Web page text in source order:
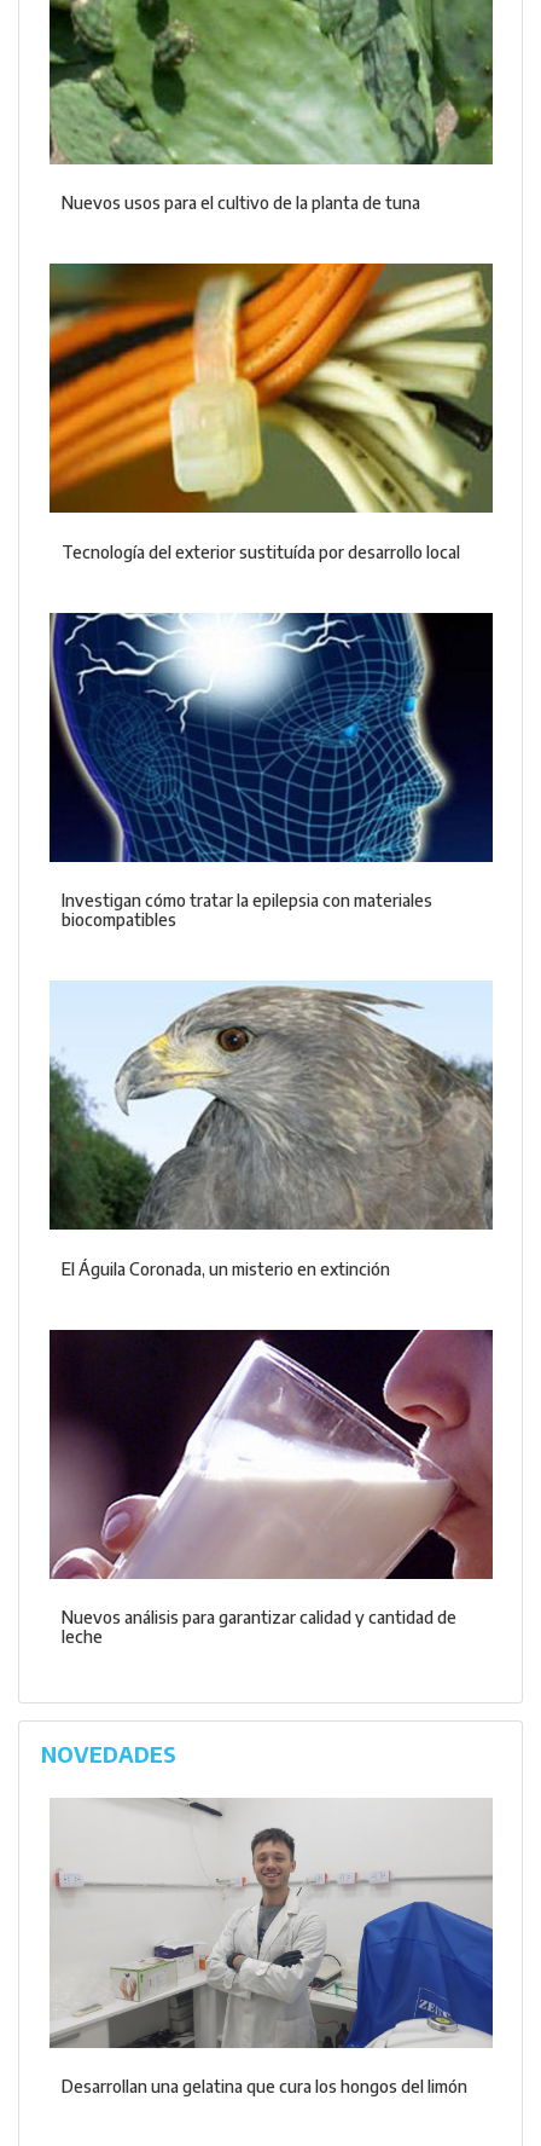
Nuevos usos para el cultivo de la planta de tuna
Tecnología del exterior sustituída por desarrollo local
Investigan cómo tratar la epilepsia con materiales
biocompatibles
El Águila Coronada, un misterio en extinción
Nuevos análisis para garantizar calidad y cantidad de
leche
NOVEDADES
Desarrollan una gelatina que cura los hongos del limón